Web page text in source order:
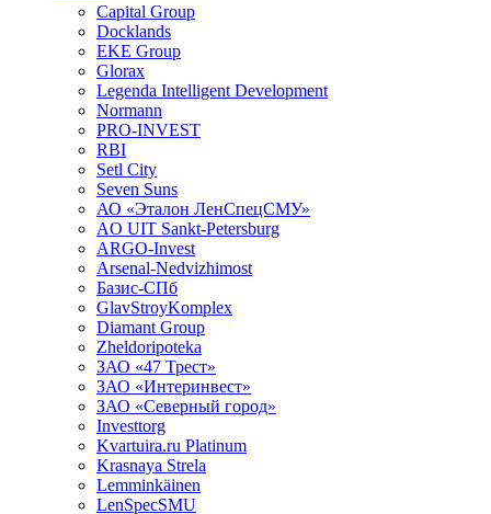
Capital Group
Docklands
EKE Group
Glorax
Legenda Intelligent Development
Normann
PRO-INVEST
RBI
Setl City
Seven Suns
АО «Эталон ЛенСпецСМУ»
AO UIT Sankt-Petersburg
ARGO-Invest
Arsenal-Nedvizhimost
Базис-СПб
GlavStroyKomplex
Diamant Group
Zheldoripoteka
ЗАО «47 Трест»
ЗАО «Интеринвест»
ЗАО «Северный город»
Investtorg
Kvartuira.ru Platinum
Krasnaya Strela
Lemminkäinen
LenSpecSMU